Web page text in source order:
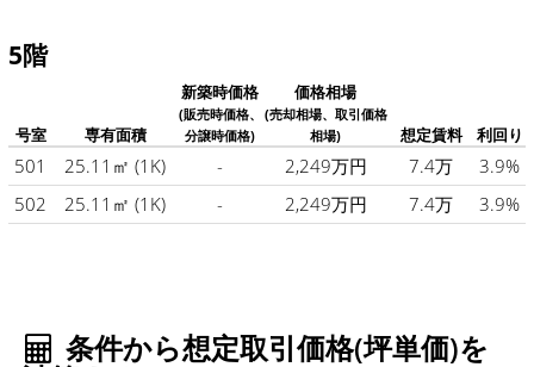
5階
号室 専有面積
新築時価格
(販売時価格、
分譲時価格)
価格相場
(売却相場、取引価格
相場)
想定賃料 利回り
501 25.11㎡ (1K) - 2,249万円 7.4万
3.9%
502
25.11㎡ (1K) - 2,249万円 7.4万 3.9%
条件から想定取引価格(坪単価)を